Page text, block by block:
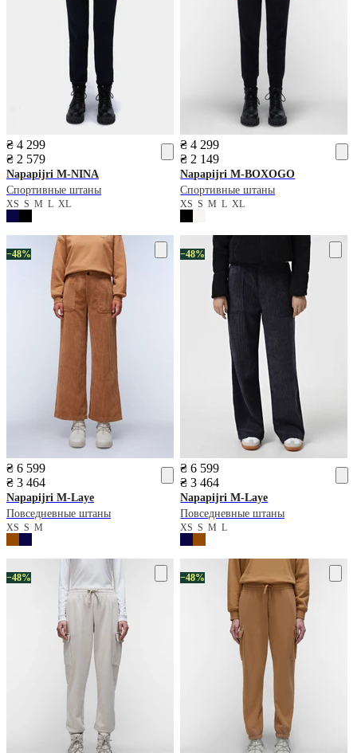
₴ 4 299
₴ 2 579
Napapijri M-NINA
Спортивные штаны
XS S M L XL
₴ 4 299
₴ 2 149
Napapijri M-BOXOGO
Спортивные штаны
XSSMLXL
−48%
₴ 6 599
₴ 3 464
Napapijri M-Laye
Повседневные штаны
XS S M
−48%
₴ 6 599
₴ 3 464
Napapijri M-Laye
Повседневные штаны
XSSML
−48% −48%